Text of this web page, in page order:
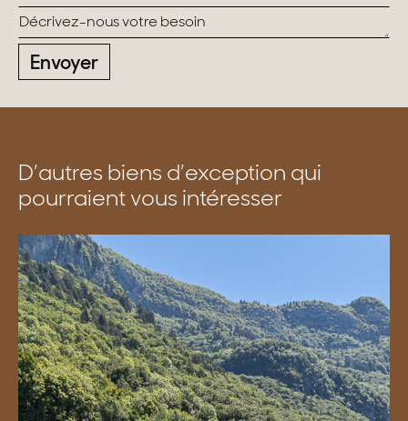
Envoyer
D’autres biens d’exception qui
pourraient vous intéresser